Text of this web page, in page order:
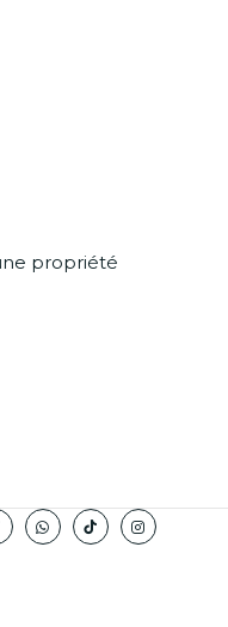
propriété